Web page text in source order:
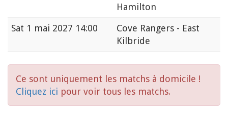
Hamilton
Sat 1 mai 2027 14:00
Cove Rangers - East
Kilbride
Ce sont uniquement les matchs à domicile !
Cliquez ici pour voir tous les matchs.